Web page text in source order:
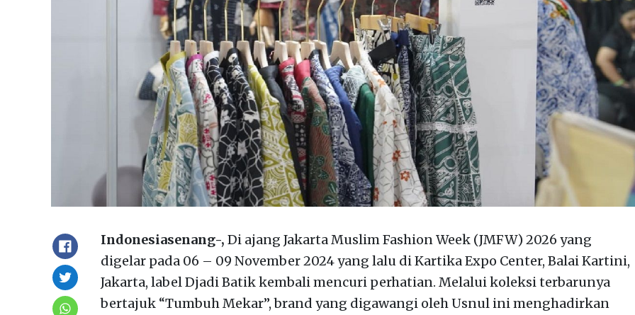
Indonesiasenang-, Di ajang Jakarta Muslim Fashion Week (JMFW) 2026 yang
digelar pada 06 – 09 November 2024 yang lalu di Kartika Expo Center, Balai Kartini,
Jakarta, label Djadi Batik kembali mencuri perhatian. Melalui koleksi terbarunya
bertajuk “Tumbuh Mekar”, brand yang digawangi oleh Usnul ini menghadirkan